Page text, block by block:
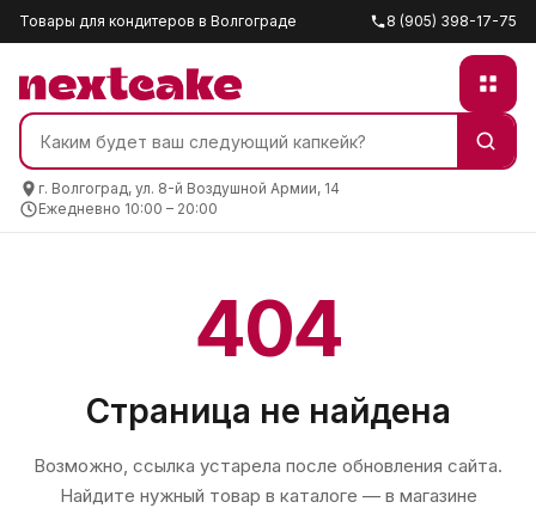
Товары для кондитеров в Волгограде 8 (905) 398-17-75
г. Волгоград, ул. 8-й Воздушной Армии, 14
Ежедневно 10:00 – 20:00
404
Страница не найдена
Возможно, ссылка устарела после обновления сайта.
Найдите нужный товар в каталоге — в магазине